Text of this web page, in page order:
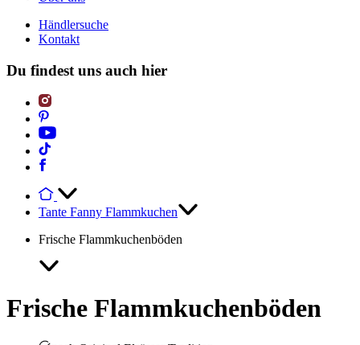
Händlersuche
Kontakt
Du findest uns auch hier
Tante Fanny Flammkuchen
Frische Flammkuchenböden
Frische Flammkuchenböden